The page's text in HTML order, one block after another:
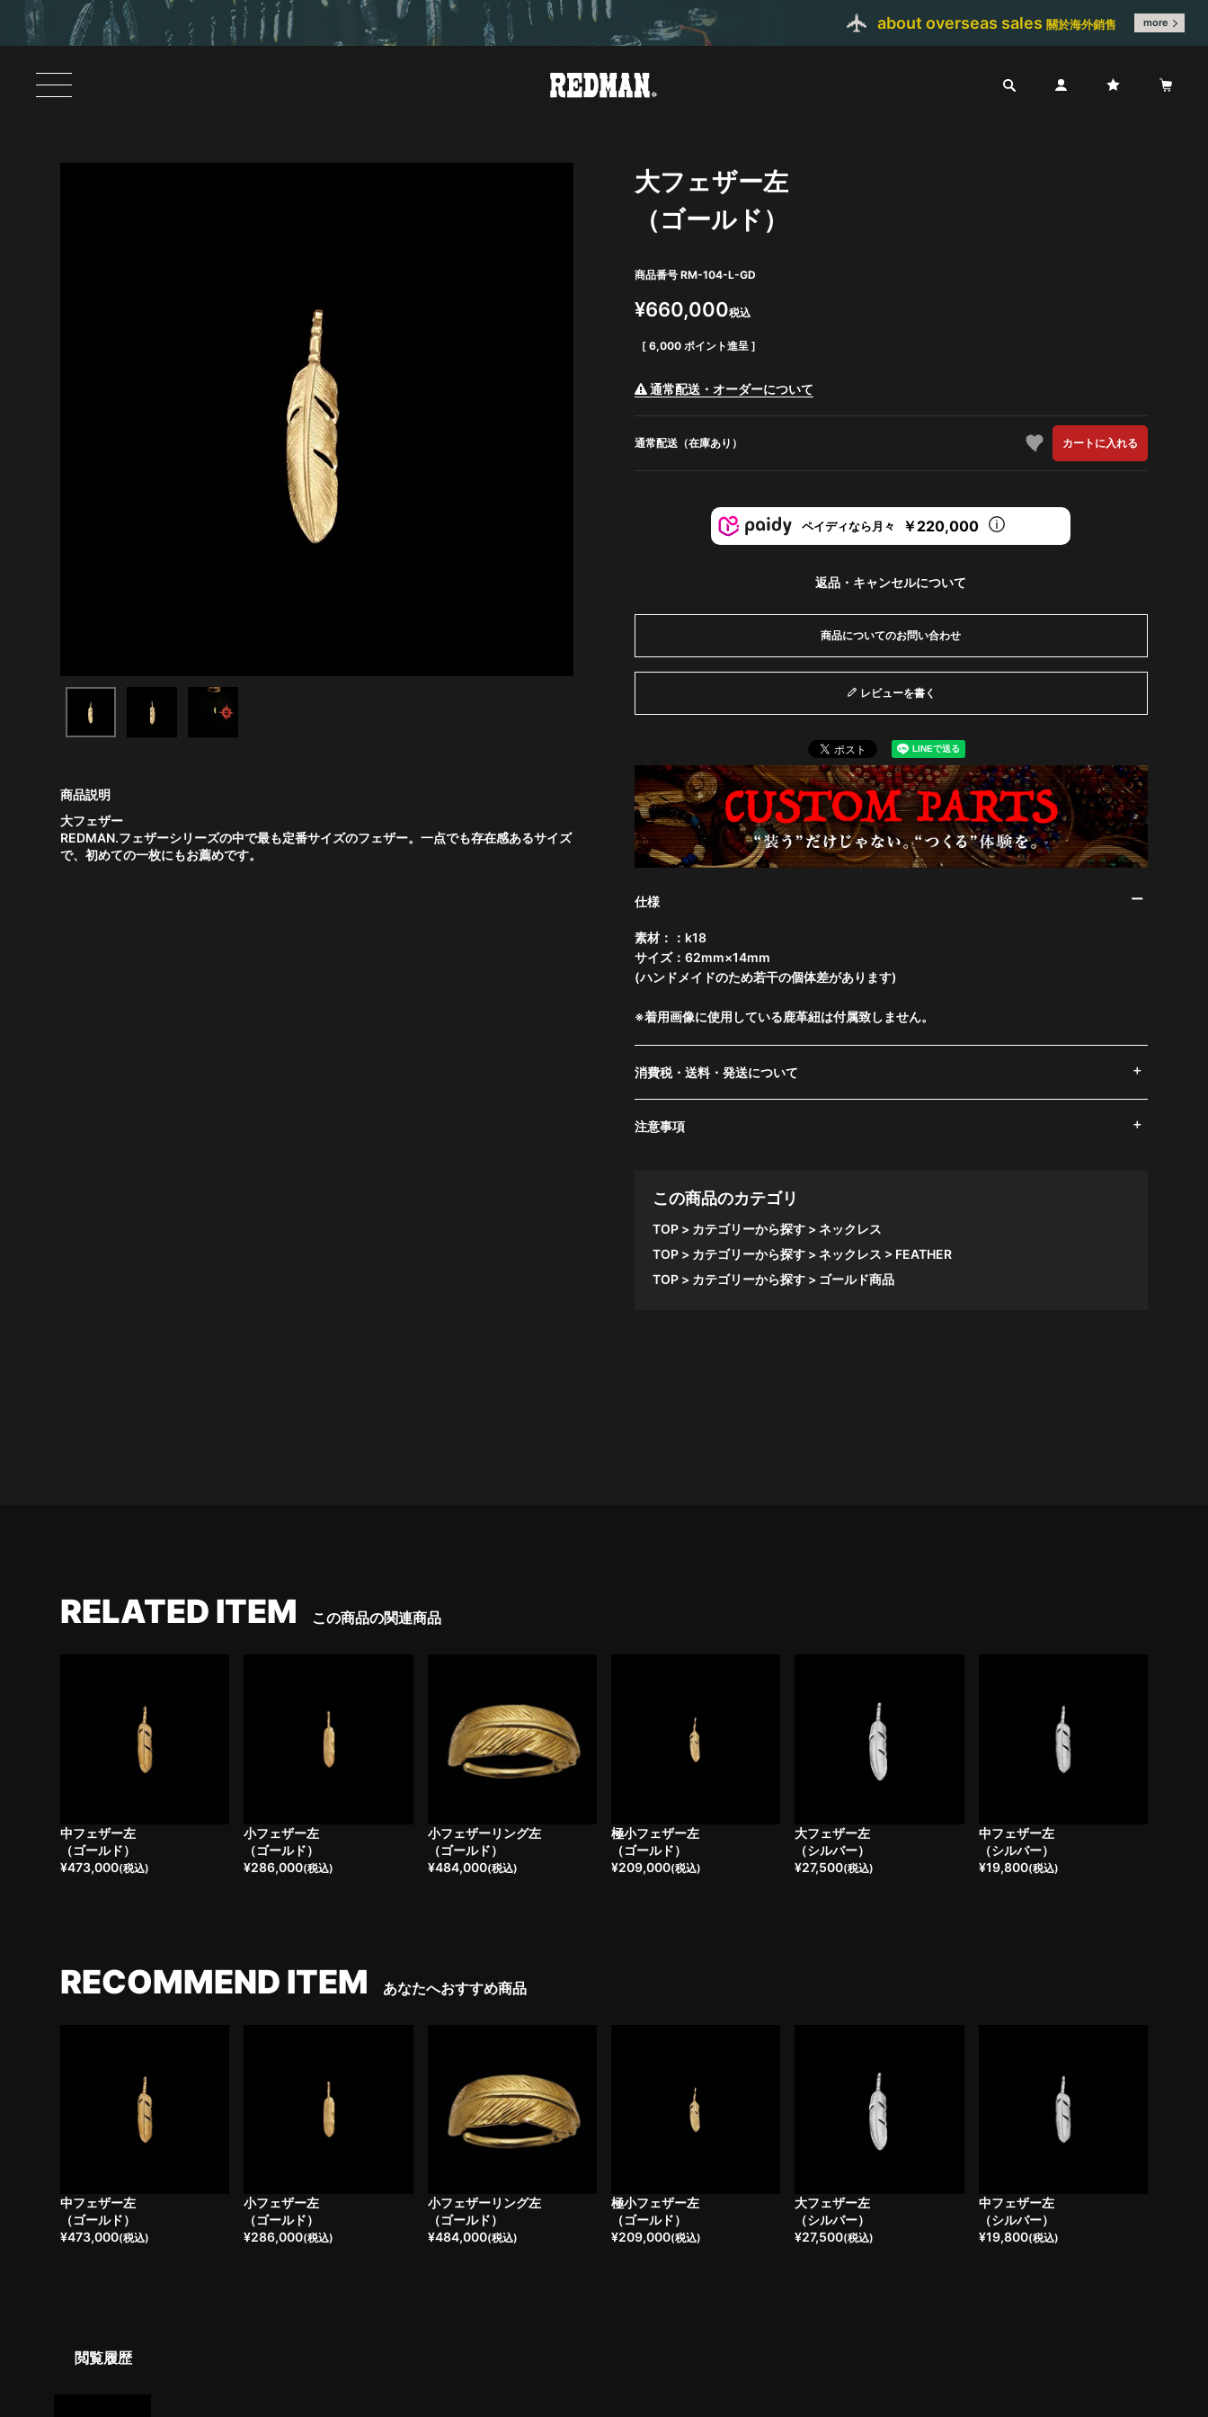
about overseas sales 關於海外銷售 more
大フェザー
REDMAN.フェザーシリーズの中で最も定番サイズのフェザー。一点でも存在感あるサイズ
で、初めての一枚にもお薦めです。
大フェザー左
（ゴールド）
商品番号 RM-104-L-GD
¥660,000税込
[ 6,000 ポイント進呈 ]
通常配送・オーダーについて
通常配送（在庫あり） カートに入れる
ペイディなら月々 ￥220,000
返品・キャンセルについて
商品についてのお問い合わせ
レビューを書く
仕様
素材：：k18
サイズ：62mm×14mm
(ハンドメイドのため若干の個体差があります)
※着用画像に使用している鹿革紐は付属致しません。
消費税・送料・発送について
注意事項
この商品のカテゴリ
TOP カテゴリーから探す
ネックレス
TOP
カテゴリーから探す ネックレス
FEATHER
TOP
カテゴリーから探す ゴールド商品
RELATED ITEM この商品の関連商品
中フェザー左
（ゴールド）
¥473,000(税込)
小フェザー左
（ゴールド）
¥286,000(税込)
小フェザーリング左
（ゴールド）
¥484,000(税込)
極小フェザー左
（ゴールド）
¥209,000(税込)
大フェザー左
（シルバー）
¥27,500(税込)
中フェザー左
（シルバー）
¥19,800(税込)
RECOMMEND ITEM あなたへおすすめ商品
中フェザー左
（ゴールド）
¥473,000(税込)
小フェザー左
（ゴールド）
¥286,000(税込)
小フェザーリング左
（ゴールド）
¥484,000(税込)
極小フェザー左
（ゴールド）
¥209,000(税込)
大フェザー左
（シルバー）
¥27,500(税込)
中フェザー左
（シルバー）
¥19,800(税込)
閲覧履歴